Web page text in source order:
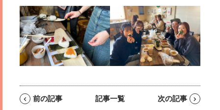
前の記事 記事一覧 次の記事